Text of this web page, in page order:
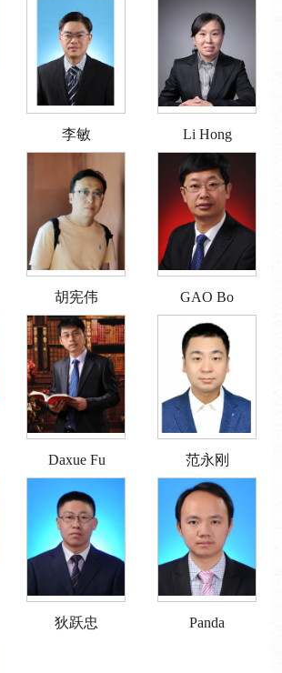
李敏 Li Hong
胡宪伟 GAO Bo
Daxue Fu 范永刚
狄跃忠 Panda